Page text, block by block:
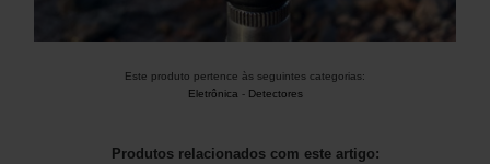
Este produto pertence às seguintes categorias:
Eletrônica - Detectores
Produtos relacionados com este artigo: